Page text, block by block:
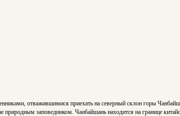
отважившимися приехать на северный склон горы
заповедником. Чанбайшань находится на границе